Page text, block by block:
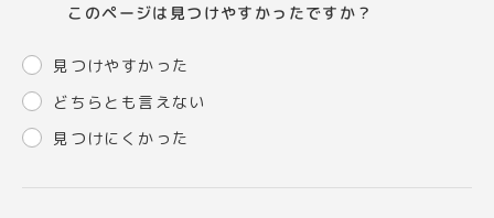
このページは見つけやすかったですか？
見つけやすかった
どちらとも言えない
見つけにくかった